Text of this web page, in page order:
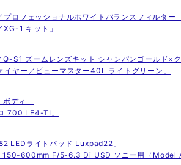
ロフェッショナルホワイトバランスフィルター」
XG-1 キット」
Q-S1 ズームレンズキット シャンパンゴールド×ク
イヤー／ビューマスター40L ライトグリーン」
ディ」
700 LE4-TI」
LEDライトパッド Luxpad22」
150-600mm F/5-6.3 Di USD ソニー用（Model